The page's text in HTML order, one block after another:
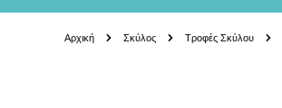
Αρχική Σκύλος Τροφές Σκύλου